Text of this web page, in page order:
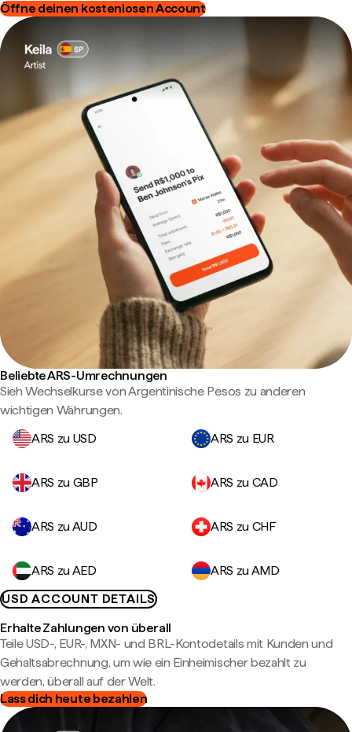
Öffne deinen kostenlosen Account
Beliebte ARS-Umrechnungen
Sieh Wechselkurse von Argentinische Pesos zu anderen
wichtigen Währungen.
ARS zu USD
ARS zu EUR
ARS zu GBP ARS zu CAD
ARS zu AUD ARS zu CHF
ARS zu AED
ARS zu AMD
USD ACCOUNT DETAILS
Erhalte Zahlungen von überall
Teile USD-, EUR-, MXN- und BRL-Kontodetails mit Kunden und
Gehaltsabrechnung, um wie ein Einheimischer bezahlt zu
werden, überall auf der Welt.
Lass dich heute bezahlen